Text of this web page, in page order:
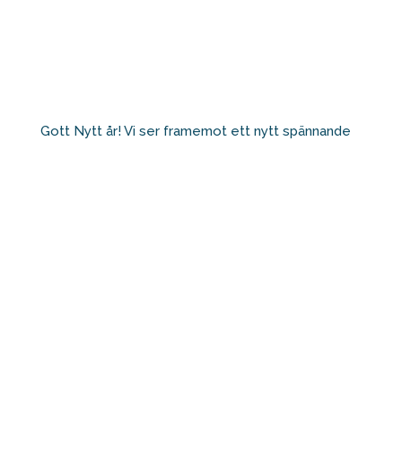
Gott Nytt år! Vi ser framemot ett nytt spännande